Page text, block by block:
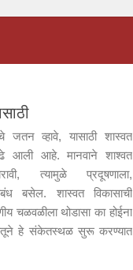
जतन व्हावे, यासाठी शास्वत
आली आहे. मानवाने शाश्वत
त्यामुळे प्रदूषणाला,
बसेल. शास्वत विकासाची
चळवळीला थोडासा का होईना
हेतूने हे संकेतस्थळ सुरू करण्यात